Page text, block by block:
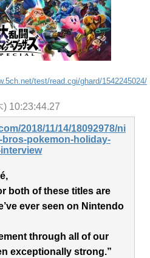
test/read.cgi/ghard/1542245024/
) 10:23:44.27
2018/11/14/18092978/ni
pokemon-holiday-
both of these titles are
ever seen on Nintendo
through all of our
exceptionally strong.”